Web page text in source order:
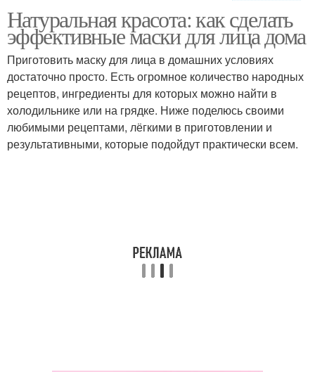
Маска для лица
Натуральная красота: как сделать
эффективные маски для лица дома
Приготовить маску для лица в домашних условиях
достаточно просто. Есть огромное количество народных
рецептов, ингредиенты для которых можно найти в
холодильнике или на грядке. Ниже поделюсь своими
любимыми рецептами, лёгкими в приготовлении и
результативными, которые подойдут практически всем.